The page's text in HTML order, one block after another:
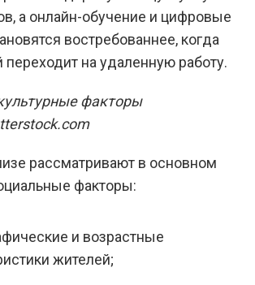
а онлайн-обучение и цифровые
востребованнее, когда
на удаленную работу.
рассматривают в основном
факторы:
и возрастные
жителей;